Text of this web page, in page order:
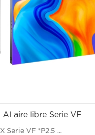
aire libre Serie VF
Serie VF *P2.5 ...